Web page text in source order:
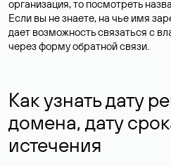
организация, то посмотреть
Если вы не знаете, на чье имя
дает возможность связаться с
через форму обратной связи.
Как узнать дату
домена, дату
истечения